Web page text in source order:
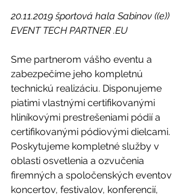
20.11.2019 športová hala Sabinov ((e))
EVENT TECH PARTNER .EU
Sme partnerom vášho eventu a
zabezpečíme jeho kompletnú
technickú realizáciu. Disponujeme
piatimi vlastnými certifikovanými
hliníkovými prestrešeniami pódií a
certifikovanými pódiovými dielcami.
Poskytujeme kompletné služby v
oblasti osvetlenia a ozvučenia
firemných a spoločenských eventov
koncertov, festivalov, konferencií,